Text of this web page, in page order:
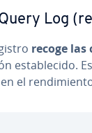
Log
recoge las
es­ta­ble­ci­do.
el